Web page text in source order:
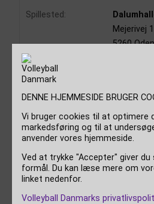
Spillested:
Mejerivej 1
5260
Dommere:
Flemming
Kampnummer: 144134
Roster: Download
DENNE HJEMMESIDE BRUGER
Vi bruger cookies til at optimere
markedsføring og til at
anvender vores hjemmeside.
Ved at trykke "Accepter" giver
formål. Du kan læse mere om
linket nedenfor.
Volleyball Danmarks